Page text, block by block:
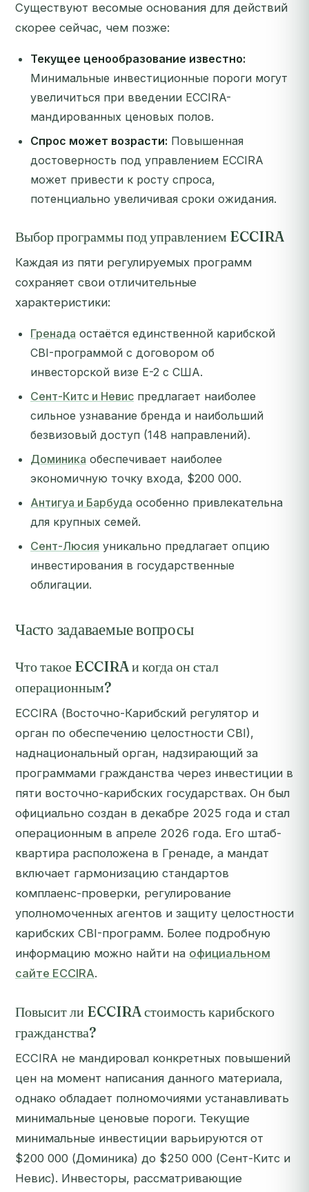
Существуют весомые основания для действий
скорее сейчас, чем позже:
Текущее ценообразование известно:
Минимальные инвестиционные пороги могут
увеличиться при введении ECCIRA-
мандированных ценовых полов.
Спрос может возрасти: Повышенная
достоверность под управлением ECCIRA
может привести к росту спроса,
потенциально увеличивая сроки ожидания.
Выбор программы под управлением ECCIRA
Каждая из пяти регулируемых программ
сохраняет свои отличительные
характеристики:
Гренада остаётся единственной карибской
CBI-программой с договором об
инвесторской визе E-2 с США.
Сент-Китс и Невис предлагает наиболее
сильное узнавание бренда и наибольший
безвизовый доступ (148 направлений).
Доминика обеспечивает наиболее
экономичную точку входа, $200 000.
Антигуа и Барбуда особенно привлекательна
для крупных семей.
Сент-Люсия уникально предлагает опцию
инвестирования в государственные
облигации.
Часто задаваемые вопросы
Что такое ECCIRA и когда он стал
операционным?
ECCIRA (Восточно-Карибский регулятор и
орган по обеспечению целостности CBI),
наднациональный орган, надзирающий за
программами гражданства через инвестиции в
пяти восточно-карибских государствах. Он был
официально создан в декабре 2025 года и стал
операционным в апреле 2026 года. Его штаб-
квартира расположена в Гренаде, а мандат
включает гармонизацию стандартов
комплаенс-проверки, регулирование
уполномоченных агентов и защиту целостности
карибских CBI-программ. Более подробную
информацию можно найти на официальном
сайте ECCIRA.
Повысит ли ECCIRA стоимость карибского
гражданства?
ECCIRA не мандировал конкретных повышений
цен на момент написания данного материала,
однако обладает полномочиями устанавливать
минимальные ценовые пороги. Текущие
минимальные инвестиции варьируются от
$200 000 (Доминика) до $250 000 (Сент-Китс и
Невис). Инвесторы, рассматривающие